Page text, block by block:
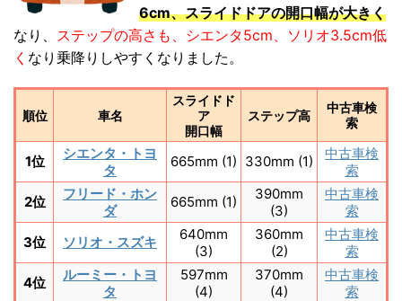
6cm、スライドドアの開口幅が大きく
なり、 ステップの高さも、シエンタ5cm、ソリオ3.5cm低
く なり乗降りしやすくなりました。
順位 車名
スライドド
ア
開口幅
ステップ高
中古車検
索
1位
シエンタ・トヨ
タ
665mm (1) 330mm (1)
中古車検
索
2位
フリード・ホン
ダ
665mm (1)
390mm
(3)
中古車検
索
3位
ソリオ・スズキ
640mm
(3)
360mm
(2)
中古車検
索
4位
ルーミー・トヨ
タ
597mm
(4)
370mm
(4)
中古車検
索